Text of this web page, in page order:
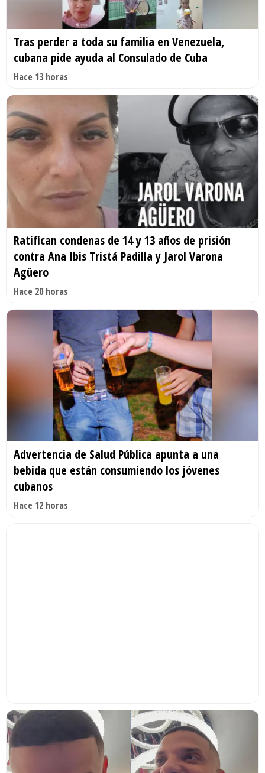
Tras perder a toda su familia en Venezuela,
cubana pide ayuda al Consulado de Cuba
Hace 13 horas
Ratifican condenas de 14 y 13 años de prisión
contra Ana Ibis Tristá Padilla y Jarol Varona
Agüero
Hace 20 horas
Advertencia de Salud Pública apunta a una
bebida que están consumiendo los jóvenes
cubanos
Hace 12 horas